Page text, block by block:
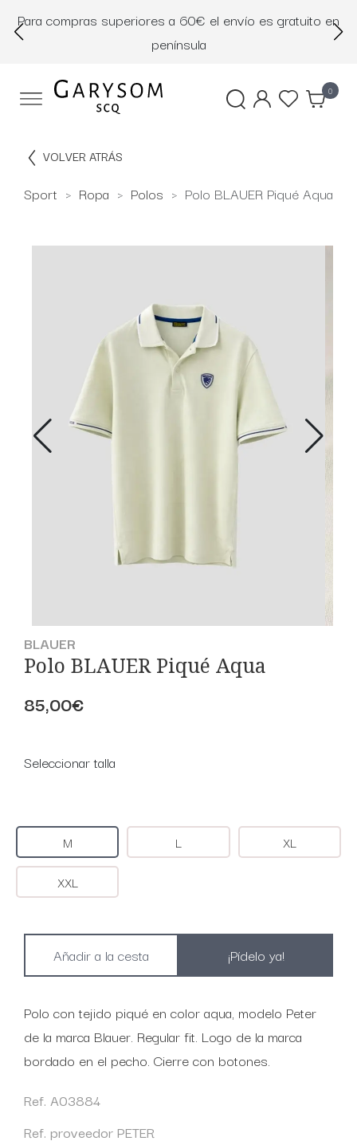
Para compras superiores a 60€ el envío es gratuito en
península
0
VOLVER ATRÁS
Sport Ropa Polos Polo BLAUER Piqué Aqua
BLAUER
Polo BLAUER Piqué Aqua
85,00€
Seleccionar talla
M L XL
XXL
¡Pídelo ya!
Polo con tejido piqué en color aqua, modelo Peter
de la marca Blauer. Regular fit. Logo de la marca
bordado en el pecho. Cierre con botones.
Ref. A03884
Ref. proveedor PETER